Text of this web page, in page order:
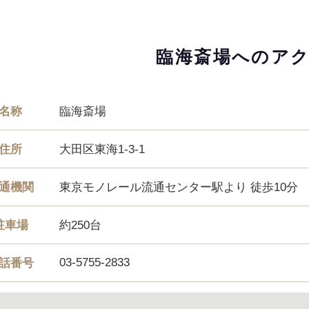
臨海斎場へのア
称 臨海斎場
所 大田区東海1-3-1
機関 東京モノレール流通センター駅より 徒歩10分
車場 約250台
番号 03-5755-2833